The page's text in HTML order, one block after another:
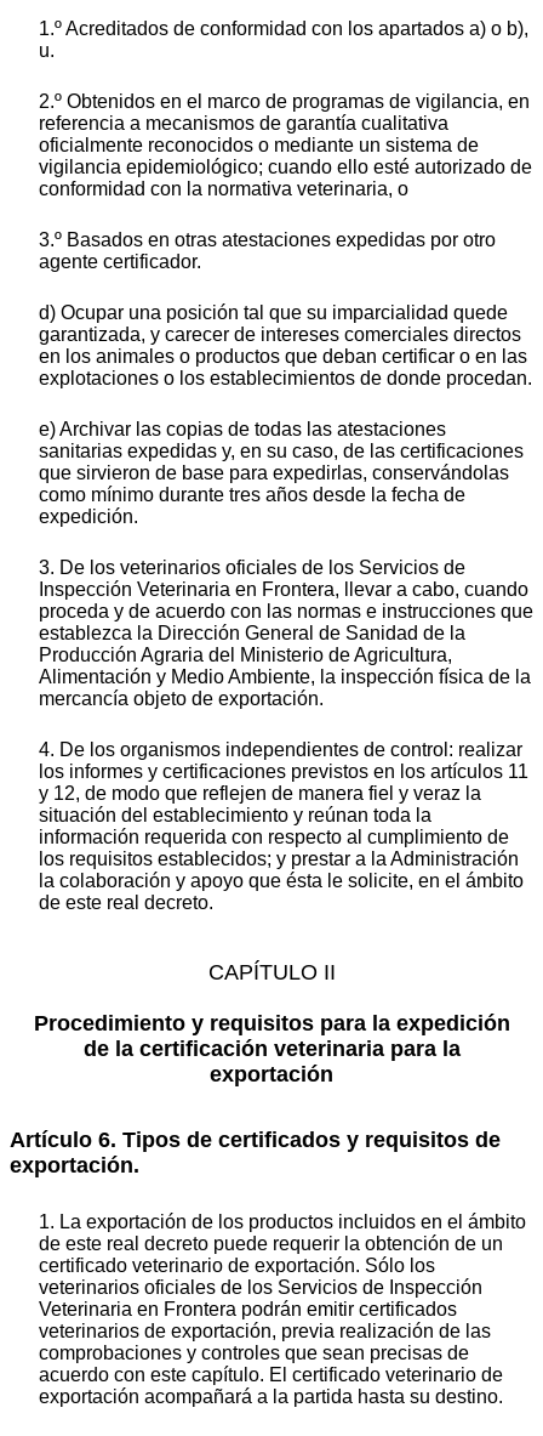
1.º Acreditados de conformidad con los apartados a) o b),
u.
2.º Obtenidos en el marco de programas de vigilancia, en
referencia a mecanismos de garantía cualitativa
oficialmente reconocidos o mediante un sistema de
vigilancia epidemiológico; cuando ello esté autorizado de
conformidad con la normativa veterinaria, o
3.º Basados en otras atestaciones expedidas por otro
agente certificador.
d) Ocupar una posición tal que su imparcialidad quede
garantizada, y carecer de intereses comerciales directos
en los animales o productos que deban certificar o en las
explotaciones o los establecimientos de donde procedan.
e) Archivar las copias de todas las atestaciones
sanitarias expedidas y, en su caso, de las certificaciones
que sirvieron de base para expedirlas, conservándolas
como mínimo durante tres años desde la fecha de
expedición.
3. De los veterinarios oficiales de los Servicios de
Inspección Veterinaria en Frontera, llevar a cabo, cuando
proceda y de acuerdo con las normas e instrucciones que
establezca la Dirección General de Sanidad de la
Producción Agraria del Ministerio de Agricultura,
Alimentación y Medio Ambiente, la inspección física de la
mercancía objeto de exportación.
4. De los organismos independientes de control: realizar
los informes y certificaciones previstos en los artículos 11
y 12, de modo que reflejen de manera fiel y veraz la
situación del establecimiento y reúnan toda la
información requerida con respecto al cumplimiento de
los requisitos establecidos; y prestar a la Administración
la colaboración y apoyo que ésta le solicite, en el ámbito
de este real decreto.
CAPÍTULO II
Procedimiento y requisitos para la expedición
de la certificación veterinaria para la
exportación
Artículo 6. Tipos de certificados y requisitos de
exportación.
1. La exportación de los productos incluidos en el ámbito
de este real decreto puede requerir la obtención de un
certificado veterinario de exportación. Sólo los
veterinarios oficiales de los Servicios de Inspección
Veterinaria en Frontera podrán emitir certificados
veterinarios de exportación, previa realización de las
comprobaciones y controles que sean precisas de
acuerdo con este capítulo. El certificado veterinario de
exportación acompañará a la partida hasta su destino.